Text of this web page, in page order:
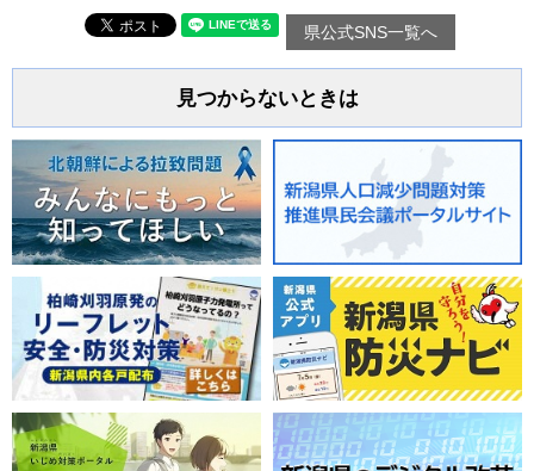
県公式SNS一覧へ
見つからないときは